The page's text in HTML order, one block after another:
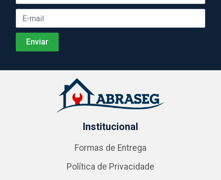
Institucional
Formas de Entrega
Política de Privacidade